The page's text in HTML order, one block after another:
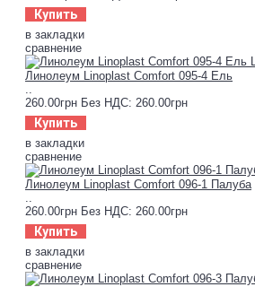
Купить
в закладки
сравнение
Линолеум Linoplast Comfort 095-4 Ель
260.00грн Без НДС: 260.00грн
Купить
в закладки
сравнение
Линолеум Linoplast Comfort 096-1 Палуба
260.00грн Без НДС: 260.00грн
Купить
в закладки
сравнение